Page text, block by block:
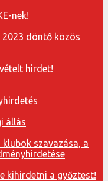
nek!
2023 döntő közös
hirdet!
állás
klubok szavazása, a
kihirdetni a győztest!